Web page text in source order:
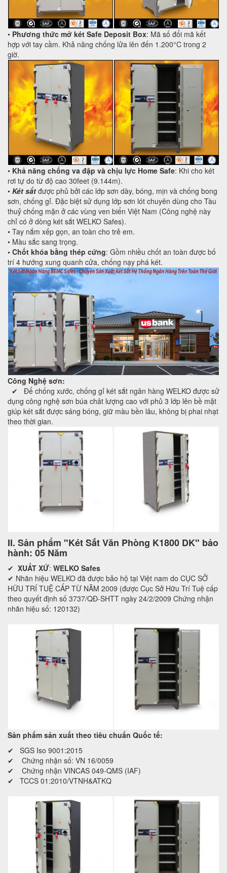
• Phương thức mở két Safe Deposit Box: Mã số đổi mã kết
hợp với tay cầm. Khả năng chống lửa lên đến 1.200°C trong 2
giờ.
• Khả năng chống va đập và chịu lực Home Safe: Khi cho két
rơi tự do từ độ cao 30feet (9.144m).
• Két sắt được phủ bởi các lớp sơn dày, bóng, mịn và chống bong
sơn, chống gỉ. Đặc biệt sử dụng lớp sơn lót chuyên dùng cho Tàu
thuỷ chống mặn ở các vùng ven biển Việt Nam (Công nghệ này
chỉ có ở dòng két sắt WELKO Safes).
• Tay nắm xếp gọn, an toàn cho trẻ em.
• Màu sắc sang trọng.
• Chốt khóa bằng thép cứng: Gồm nhiều chốt an toàn được bố
trí 4 hướng xung quanh cửa, chống nạy phá két.
Công Nghệ sơn:
✔ Để chống xước, chống gỉ két sắt ngân hàng WELKO được sử
dụng công nghệ sơn búa chât lượng cao với phủ 3 lớp lên bề mặt
giúp két sắt được sáng bóng, giữ màu bền lâu, không bị phai nhạt
theo thời gian.
II. Sản phẩm "Két Sắt Văn Phòng K1800 DK" bảo
hành: 05 Năm
✔ XUẤT XỨ: WELKO Safes
✔ Nhãn hiệu WELKO đã được bảo hộ tại Việt nam do CỤC SỞ
HỮU TRÍ TUỆ CẤP TỪ NĂM 2009 (được Cục Sở Hữu Trí Tuệ cấp
theo quyết định số 3737/QĐ-SHTT ngày 24/2/2009 Chứng nhận
nhãn hiệu số: 120132)
Sản phẩm sản xuất theo tiêu chuẩn Quốc tế:
✔ SGS Iso 9001:2015
✔ Chứng nhận số: VN 16/0059
✔ Chứng nhận VINCAS 049-QMS (IAF)
✔ TCCS 01:2010/VTNH&ATKQ